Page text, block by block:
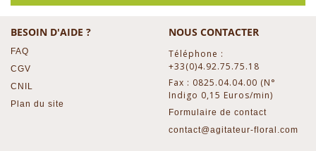
BESOIN D'AIDE ?
FAQ
CGV
CNIL
Plan du site
NOUS CONTACTER
Téléphone :
+33(0)4.92.75.75.18
Fax : 0825.04.04.00 (N°
Indigo 0,15 Euros/min)
Formulaire de contact
contact@agitateur-floral.com